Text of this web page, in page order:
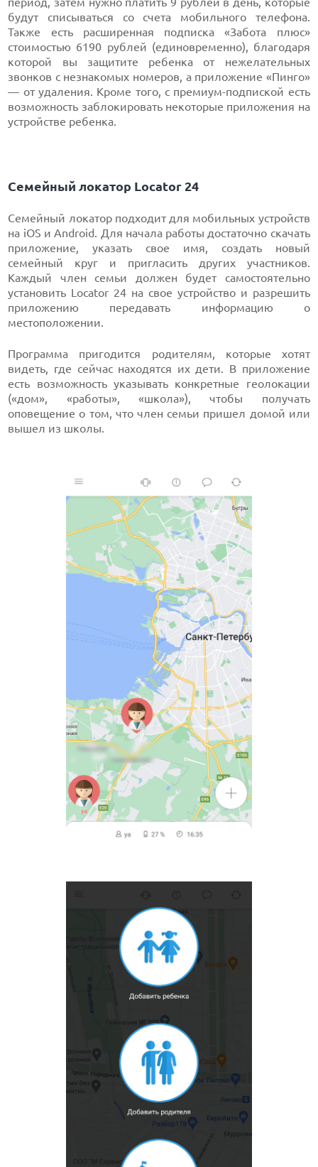
будут списываться со счета мобильного телефона.
Также есть расширенная подписка «Забота плюс»
стоимостью 6190 рублей (единовременно), благодаря
которой вы защитите ребенка от нежелательных
звонков с незнакомых номеров, а приложение «Пинго»
— от удаления. Кроме того, с премиум-подпиской есть
возможность заблокировать некоторые приложения на
устройстве ребенка.
Семейный локатор Locator 24
Семейный локатор подходит для мобильных устройств
на iOS и Android. Для начала работы достаточно скачать
приложение, указать свое имя, создать новый
семейный круг и пригласить других участников.
Каждый член семьи должен будет самостоятельно
установить Locator 24 на свое устройство и разрешить
приложению передавать информацию о
местоположении.
Программа пригодится родителям, которые хотят
видеть, где сейчас находятся их дети. В приложение
есть возможность указывать конкретные геолокации
(«дом», «работы», «школа»), чтобы получать
оповещение о том, что член семьи пришел домой или
вышел из школы.